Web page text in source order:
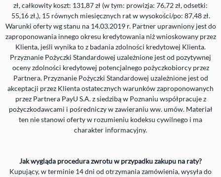
zł, całkowity koszt: 131,87 zł (w tym: prowizja: 76,72 zł, odsetki:
55,16 zł,), 15 równych miesięcznych rat w wysokości/po: 87,48 zł.
Warunki oferty wg stanu na 14.03.2019 r. Partner uprawniony jest do
zaproponowania innego okresu kredytowania niż wnioskowany przez
Klienta, jeśli wynika to z badania zdolności kredytowej Klienta.
Przyznanie Pożyczki Standardowej uzależnione jest od pozytywnej
oceny zdolności kredytowej potencjalnego pożyczkobiorcy przez
Partnera. Przyznanie Pożyczki Standardowej uzależnione jest od
akceptacji przez Klienta ostatecznych warunków zaproponowanych
przez Partnera PayU S.A. z siedzibą w Poznaniu współpracuje z
pożyczkodawcami i pośredniczy w zawieraniu ww. umów. Materiał
ten nie stanowi oferty w rozumieniu kodeksu cywilnego i ma
charakter informacyjny.
Jak wygląda procedura zwrotu w przypadku zakupu na raty?
Kupujący, w terminie 14 dni od otrzymania zamówienia, wysyła do